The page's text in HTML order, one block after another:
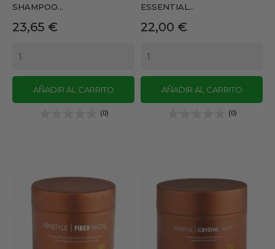
SHAMPOO...
Precio
23,65 €
AÑADIR AL CARRITO
(0)
ESSENTIAL...
Precio
22,00 €
AÑADIR AL CARRITO
(0)